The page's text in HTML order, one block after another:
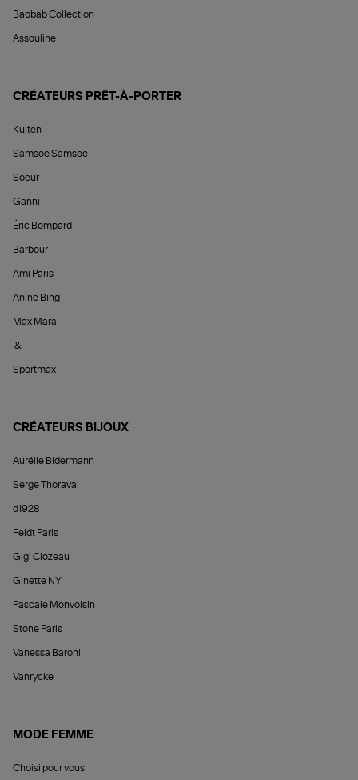
Baobab Collection
Assouline
CRÉATEURS PRÊT-À-PORTER
Kujten
Samsoe Samsoe
Soeur
Ganni
Éric Bompard
Barbour
Ami Paris
Anine Bing
Max Mara
&
Sportmax
CRÉATEURS BIJOUX
Aurélie Bidermann
Serge Thoraval
d1928
Feidt Paris
Gigi Clozeau
Ginette NY
Pascale Monvoisin
Stone Paris
Vanessa Baroni
Vanrycke
MODE FEMME
Choisi pour vous